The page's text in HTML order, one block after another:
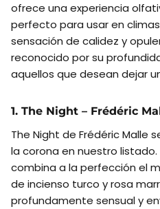
ofrece una experiencia
perfecto para usar en
sensación de calidez y
reconocido por su
aquellos que desean dejar
1. The Night – Frédéric
The Night de Frédéric Malle
la corona en nuestro
combina a la perfección el
de incienso turco y rosa
profundamente sensual y